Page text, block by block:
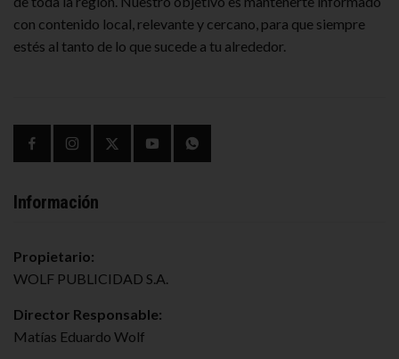
con contenido local, relevante y cercano, para que siempre
estés al tanto de lo que sucede a tu alrededor.
Información
Propietario:
WOLF PUBLICIDAD S.A.
Director Responsable:
Matías Eduardo Wolf